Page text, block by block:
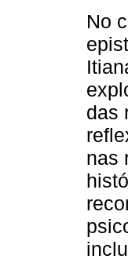
No
das
nas